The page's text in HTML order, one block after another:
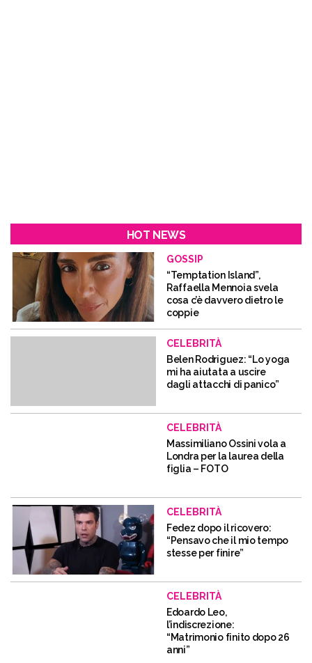
HOT NEWS
GOSSIP
“Temptation Island”,
Raffaella Mennoia svela
cosa c’è davvero dietro le
coppie
CELEBRITÀ
Belen Rodriguez: “Lo yoga
mi ha aiutata a uscire
dagli attacchi di panico”
CELEBRITÀ
Massimiliano Ossini vola a
Londra per la laurea della
figlia – FOTO
CELEBRITÀ
Fedez dopo il ricovero:
“Pensavo che il mio tempo
stesse per finire”
CELEBRITÀ
Edoardo Leo,
l’indiscrezione:
“Matrimonio finito dopo 26
anni”